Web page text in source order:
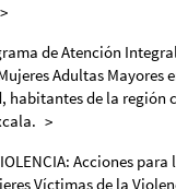
de Atención
Adultas Mayores
habitantes de la región
Acciones
Víctimas de la